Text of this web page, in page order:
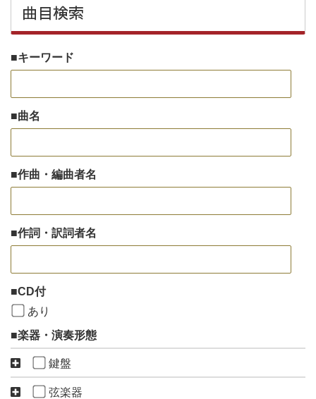
曲目検索
キーワード
曲名
作曲・編曲者名
作詞・訳詞者名
CD付
あり
楽器・演奏形態
鍵盤
弦楽器